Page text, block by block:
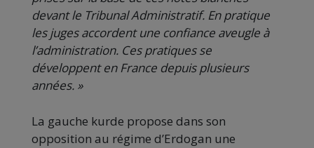
devant le Tribunal Administratif. En pratique
les juges accordent une confiance aveugle à
l’administration. Ces pratiques se
développent en France depuis plusieurs
années. »
La gauche kurde propose dans son
opposition au régime d’Erdogan une